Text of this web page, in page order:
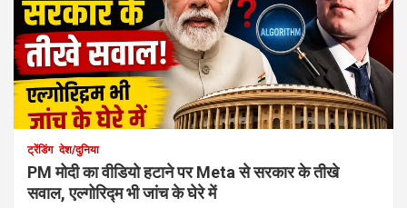
ट्रेंडिंग देश/दुनिया
PM मोदी का वीडियो हटाने पर Meta से सरकार के तीखे
सवाल, एल्गोरिद्म भी जांच के घेरे में